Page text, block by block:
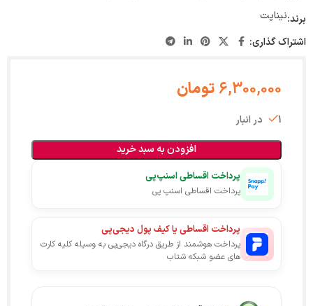
برند:نیناپت
اشتراک گذاری:
6,300,000 تومان
1 در انبار
افزودن به سبد خرید
پرداخت اقساطی اسنپ‌پی
پرداخت اقساطی اسنپ پی
پرداخت اقساطی یا کیف پول دیجی‌پی
پرداخت هوشمند از طریق درگاه دیجی‌پی به وسیله کلیه کارت
های عضو شبکه شتاب